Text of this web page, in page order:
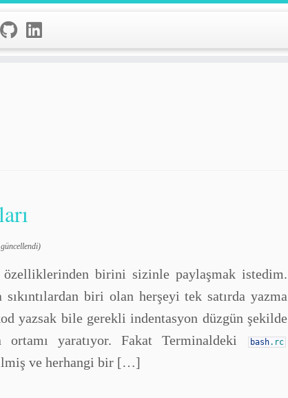
birini sizinle paylaşmak istedim.
biri olan herşeyi tek satırda yazma
yazsak bile gerekli indentasyon düzgün şekilde
ortamı yaratıyor. Fakat Terminaldeki
bash.rc
ve herhangi bir […]